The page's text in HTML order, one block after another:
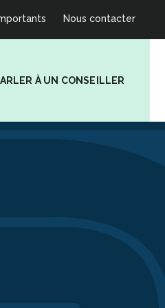
Nous contacter
À UN CONSEILLER